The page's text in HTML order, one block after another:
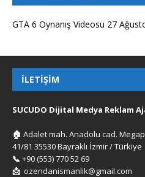
GTA 6 Oynanış Videosu 27
İLETIŞIM
SUCUDO Dijital Medya Reklam
🏠 Adalet mah. Anadolu cad.
41/81 35530 Bayraklı İzmir / Türkiye
📞 +90 (553) 770 52 69
📩 ozendanismanlik@gmail.com